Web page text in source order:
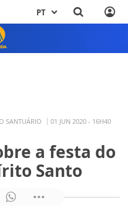
PT
SANTUÁRIO 01 JUN 2020 - 16H40
a festa do
Santo